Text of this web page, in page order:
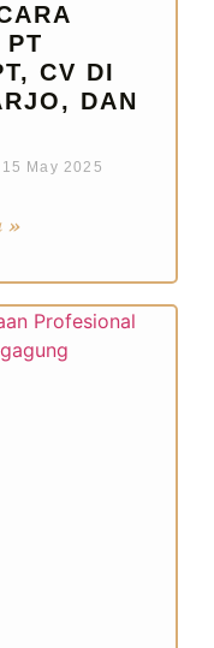
PT
CV DI
DAN
15 May 2025
»